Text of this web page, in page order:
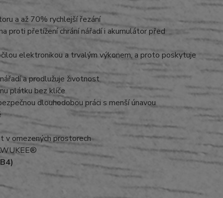
a až 70% rychlejší řezání
proti přetížení chrání nářadí i akumulátor před
elektronikou a trvalým výkonem, a proto poskytuje
a prodlužuje životnost
plátku bez klíče
dlouhodobou práci s menší únavou
v omezených prostorech